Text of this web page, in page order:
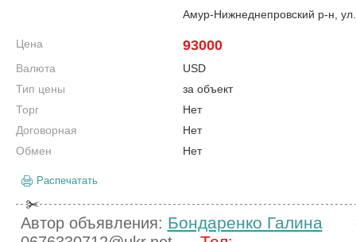
Амур-Нижнеднепровский р-н,
Цена 93000
Валюта
USD
Тип цены
за объект
Торг
Нет
Договорная
Нет
Обмен
Нет
Распечатать
Автор объявления: Бондаренко Галина